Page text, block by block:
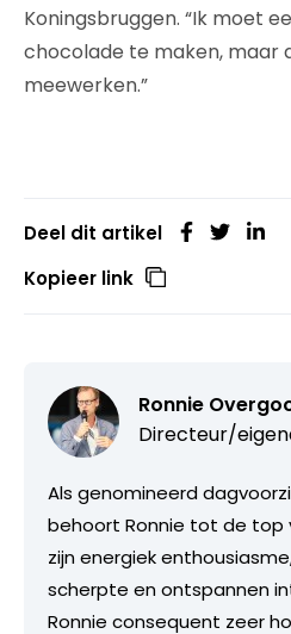
Koningsbruggen. “Ik moet
chocolade te maken, maar
meewerken.”
Deel dit artikel
Kopieer link
Ronnie
Directeur/
Als genomineerd
behoort Ronnie tot de top
zijn energiek
scherpte en ontspannen
Ronnie consequent zeer